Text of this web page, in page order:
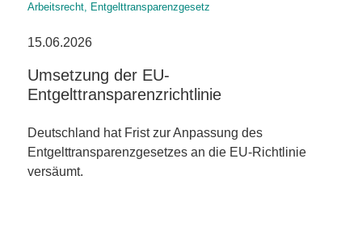
Arbeitsrecht, Entgelttransparenzgesetz
15.06.2026
Umsetzung der EU-
Entgelttransparenzrichtlinie
Deutschland hat Frist zur Anpassung des
Entgelttransparenzgesetzes an die EU-Richtlinie
versäumt.